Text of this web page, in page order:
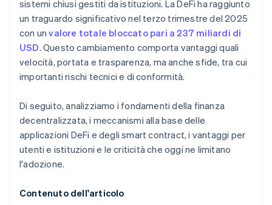
sistemi chiusi gestiti da istituzioni. La DeFi ha raggiunto
un traguardo significativo nel terzo trimestre del 2025
con unvalore totale bloccato pari a 237 miliardi di
USD. Questo cambiamento comporta vantaggi quali
velocità, portata e trasparenza, ma anche sfide, tra cui
importanti rischi tecnici e di conformità.
Di seguito, analizziamo i fondamenti della finanza
decentralizzata, i meccanismi alla base delle
applicazioni DeFi e degli smart contract, i vantaggi per
utenti e istituzioni e le criticità che oggi ne limitano
l'adozione.
Contenuto dell'articolo